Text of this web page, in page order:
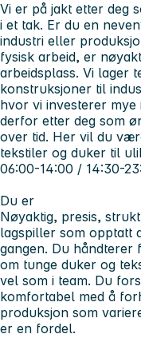
Vi er på jakt etter deg
i et tak. Er du en
industri eller
fysisk arbeid, er
arbeidsplass. Vi lager
konstruksjoner til
hvor vi investerer
derfor etter deg som
over tid. Her vil du
tekstiler og duker til
06:00-14:00 / 14:30-
Du er
Nøyaktig, presis,
lagspiller som opptatt
gangen. Du håndterer
om tunge duker og
vel som i team. Du
komfortabel med å
produksjon som
er en fordel.